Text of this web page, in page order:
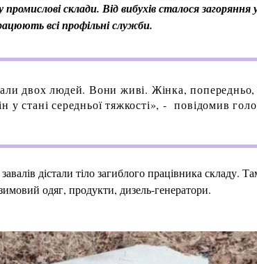
склади. Від вибухів сталося загоряння
всі профільні служби.
двох людей. Вони живі. Жінка,
у стані середньої тяжкості», - повідомив
дістали тіло загиблого працівника складу.
одяг, продукти, дизель-генератори.